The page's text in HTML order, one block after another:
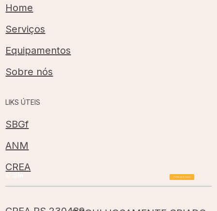
Home
Serviços
Equipamentos
Sobre nós
LIKS ÚTEIS
SBGf
ANM
CREA
Voltar pro topo